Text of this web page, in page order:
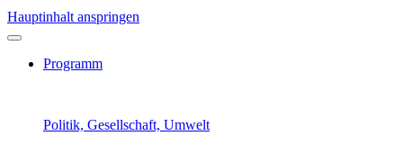
Hauptinhalt anspringen
Programm
Politik, Gesellschaft, Umwelt